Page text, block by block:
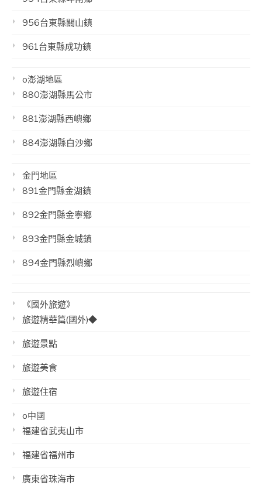
956台東縣關山鎮
961台東縣成功鎮
o澎湖地區
880澎湖縣馬公市
881澎湖縣西嶼鄉
884澎湖縣白沙鄉
金門地區
891金門縣金湖鎮
892金門縣金寧鄉
893金門縣金城鎮
894金門縣烈嶼鄉
《國外旅遊》
旅遊精華篇(國外)◆
旅遊景點
旅遊美食
旅遊住宿
o中國
福建省武夷山市
福建省福州市
廣東省珠海市